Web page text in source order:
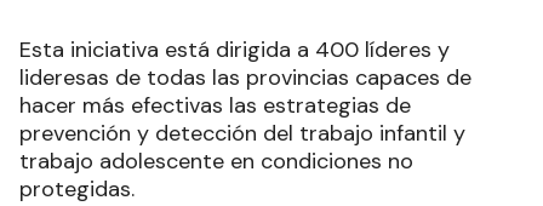
Esta iniciativa está dirigida a 400 líderes y
lideresas de todas las provincias capaces de
hacer más efectivas las estrategias de
prevención y detección del trabajo infantil y
trabajo adolescente en condiciones no
protegidas.